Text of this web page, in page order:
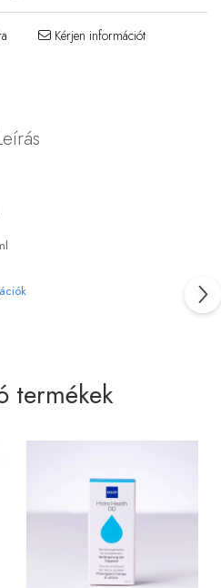
Kérjen információt
termékek